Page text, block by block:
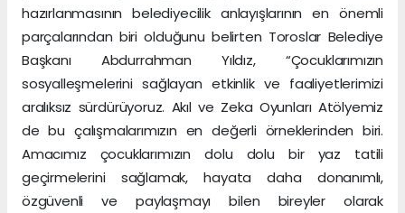
hazırlanmasının belediyecilik anlayışlarının en önemli
parçalarından biri olduğunu belirten Toroslar Belediye
Başkanı Abdurrahman Yıldız, “Çocuklarımızın
sosyalleşmelerini sağlayan etkinlik ve faaliyetlerimizi
aralıksız sürdürüyoruz. Akıl ve Zeka Oyunları Atölyemiz
de bu çalışmalarımızın en değerli örneklerinden biri.
Amacımız çocuklarımızın dolu dolu bir yaz tatili
geçirmelerini sağlamak, hayata daha donanımlı,
özgüvenli ve paylaşmayı bilen bireyler olarak